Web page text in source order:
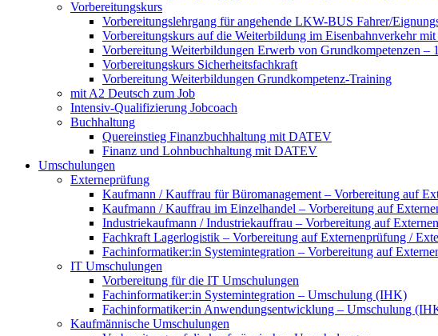
Vorbereitungskurs
Vorbereitungslehrgang für angehende LKW-BUS Fahrer/
Vorbereitungskurs auf die Weiterbildung im Eisenbahnverkehr
Vorbereitung Weiterbildungen Erwerb von Grundkompetenzen –
Vorbereitungskurs Sicherheitsfachkraft
Vorbereitung Weiterbildungen Grundkompetenz-Training
mit A2 Deutsch zum Job
Intensiv-Qualifizierung Jobcoach
Buchhaltung
Quereinstieg Finanzbuchhaltung mit DATEV
Finanz und Lohnbuchhaltung mit DATEV
Umschulungen
Externeprüfung
Kaufmann / Kauffrau für Büromanagement – Vorbereitung auf
Kaufmann / Kauffrau im Einzelhandel – Vorbereitung auf
Industriekaufmann / Industriekauffrau – Vorbereitung auf
Fachkraft Lagerlogistik – Vorbereitung auf Externenprüfung /
Fachinformatiker:in Systemintegration – Vorbereitung auf
IT Umschulungen
Vorbereitung für die IT Umschulungen
Fachinformatiker:in Systemintegration – Umschulung (IHK)
Fachinformatiker:in Anwendungsentwicklung – Umschulung
Kaufmännische Umschulungen